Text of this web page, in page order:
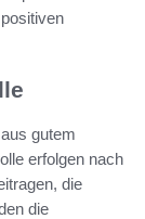
gutem
erfolgen nach
die
die